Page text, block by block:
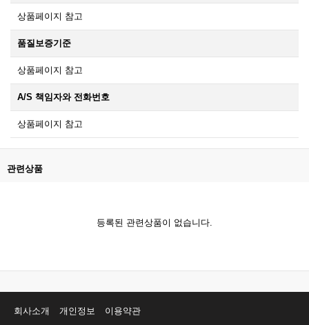
상품페이지 참고
품질보증기준
상품페이지 참고
A/S 책임자와 전화번호
상품페이지 참고
관련상품
등록된 관련상품이 없습니다.
회사소개 개인정보 이용약관